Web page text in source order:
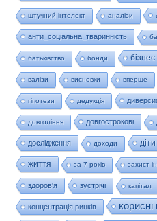
штучний інтелект аналізи
анти_соціальна_тваринність
батьківство бонди бізнес
валізи висновки вперше
гіпотези дедукція
довгоління довгострокові
дослідження доходи діти
життя за 7 років захист
здоров'я зустрічі капітал
концентрація ринків